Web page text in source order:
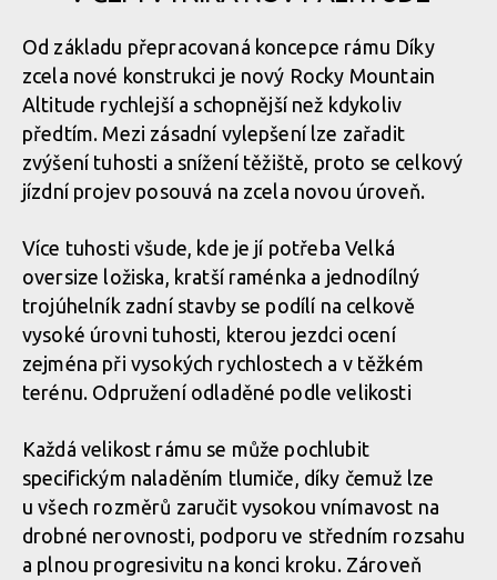
Od základu přepracovaná koncepce rámu Díky
zcela nové konstrukci je nový Rocky Mountain
Altitude rychlejší a schopnější než kdykoliv
předtím. Mezi zásadní vylepšení lze zařadit
zvýšení tuhosti a snížení těžiště, proto se celkový
jízdní projev posouvá na zcela novou úroveň.
Více tuhosti všude, kde je jí potřeba Velká
oversize ložiska, kratší raménka a jednodílný
trojúhelník zadní stavby se podílí na celkově
vysoké úrovni tuhosti, kterou jezdci ocení
zejména při vysokých rychlostech a v těžkém
terénu. Odpružení odladěné podle velikosti
Každá velikost rámu se může pochlubit
specifickým naladěním tlumiče, díky čemuž lze
u všech rozměrů zaručit vysokou vnímavost na
drobné nerovnosti, podporu ve středním rozsahu
a plnou progresivitu na konci kroku. Zároveň